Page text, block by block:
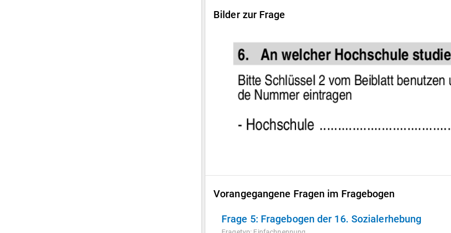
Bilder zur Frage
Vorangegangene Fragen im Fragebogen
Frage 5: Fragebogen der 16. Sozialerhebung